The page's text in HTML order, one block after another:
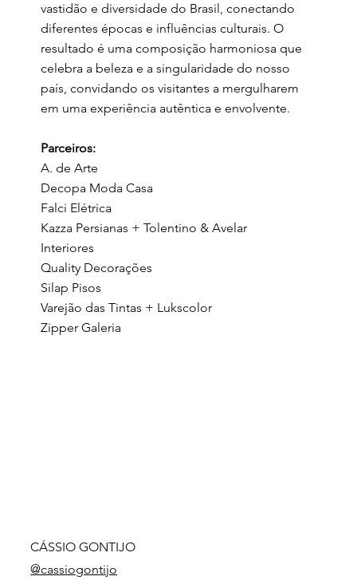
vastidão e diversidade do Brasil, conectando
diferentes épocas e influências culturais. O
resultado é uma composição harmoniosa que
celebra a beleza e a singularidade do nosso
país, convidando os visitantes a mergulharem
em uma experiência autêntica e envolvente.
Parceiros:
A. de Arte
Decopa Moda Casa
Falci Elétrica
Kazza Persianas + Tolentino & Avelar
Interiores
Quality Decorações
Silap Pisos
Varejão das Tintas + Lukscolor
Zipper Galeria
CÁSSIO GONTIJO
@cassiogontijo